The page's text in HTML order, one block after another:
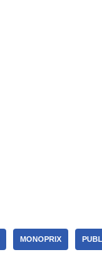
MONOPRIX